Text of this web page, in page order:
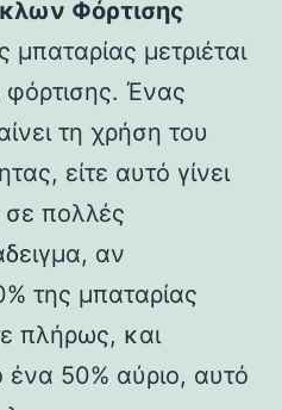
Φόρτισης
μετριέται
Ένας
τη χρήση του
είτε αυτό γίνει
σε πολλές
αν
της μπαταρίας
πλήρως, και
50% αύριο, αυτό